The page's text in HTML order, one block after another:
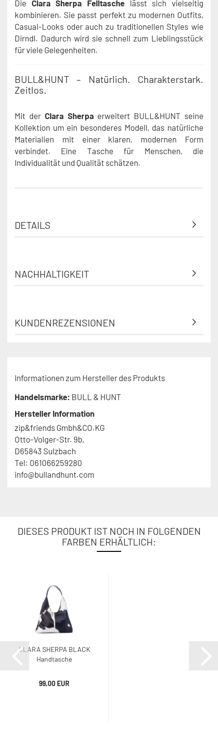
Die Clara Sherpa Felltasche lässt sich vielseitig
kombinieren. Sie passt perfekt zu modernen Outfits,
Casual-Looks oder auch zu traditionellen Styles wie
Dirndl. Dadurch wird sie schnell zum Lieblingsstück
für viele Gelegenheiten.
BULL&HUNT – Natürlich. Charakterstark.
Zeitlos.
Mit der Clara Sherpaerweitert BULL&HUNT seine
Kollektion um ein besonderes Modell, das natürliche
Materialien mit einer klaren, modernen Form
verbindet. Eine Tasche für Menschen, die
Individualität und Qualität schätzen.
DETAILS
NACHHALTIGKEIT
KUNDENREZENSIONEN
Informationen zum Hersteller des Produkts
Handelsmarke: BULL & HUNT
Hersteller Information
zip&friends Gmbh&CO.KG
Otto-Volger-Str. 9b,
D65843 Sulzbach
Tel: 061066259280
info@bullandhunt.com
DIESES PRODUKT IST NOCH IN FOLGENDEN
FARBEN ERHÄLTLICH:
CLARA SHERPA BLACK
Handtasche
99,00 EUR